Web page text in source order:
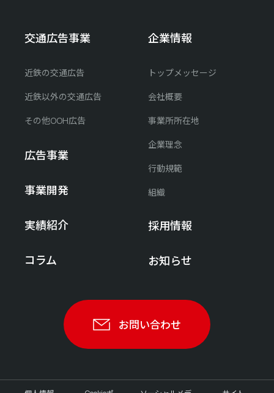
交通広告事業
近鉄の交通広告
近鉄以外の交通広告
その他OOH広告
広告事業
事業開発
実績紹介
コラム
企業情報
トップメッセージ
会社概要
事業所所在地
企業理念
行動規範
組織
採用情報
お知らせ
お問い合わせ